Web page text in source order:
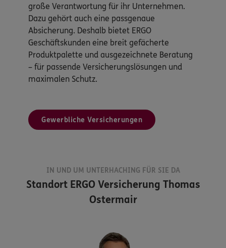
große Verantwortung für ihr Unternehmen.
Dazu gehört auch eine passgenaue
Absicherung. Deshalb bietet ERGO
Geschäftskunden eine breit gefächerte
Produktpalette und ausgezeichnete Beratung
– für passende Versicherungslösungen und
maximalen Schutz.
Gewerbliche Versicherungen
IN UND UM UNTERHACHING FÜR SIE DA
Standort ERGO Versicherung Thomas
Ostermair